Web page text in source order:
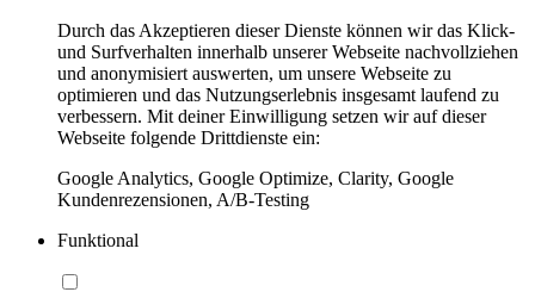
Durch das Akzeptieren dieser Dienste können wir das Klick-
und Surfverhalten innerhalb unserer Webseite nachvollziehen
und anonymisiert auswerten, um unsere Webseite zu
optimieren und das Nutzungserlebnis insgesamt laufend zu
verbessern. Mit deiner Einwilligung setzen wir auf dieser
Webseite folgende Drittdienste ein:
Google Analytics, Google Optimize, Clarity, Google
Kundenrezensionen, A/B-Testing
Funktional